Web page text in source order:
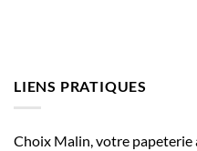
LIENS PRATIQUES
Choix Malin, votre papeterie